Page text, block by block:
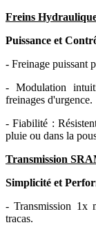
Freins
Puissance et
- Freinage puissant
- Modulation
freinages d'urgence.
- Fiabilité :
pluie ou dans la
Transmission
Simplicité et
- Transmission 1x
tracas.